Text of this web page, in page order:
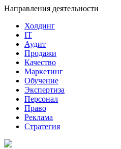
Направления деятельности
Холдинг
IT
Аудит
Продажи
Качество
Маркетинг
Обучение
Экспертиза
Персонал
Право
Реклама
Стратегия